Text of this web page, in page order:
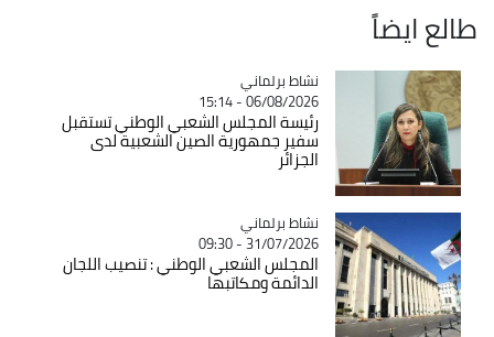
طالع ايضاً
Catégorie
نشاط برلماني
06/08/2026 - 15:14
رئيسة المجلس الشعبي الوطني تستقبل
سفير جمهورية الصين الشعبية لدى
الجزائر
Catégorie
نشاط برلماني
31/07/2026 - 09:30
المجلس الشعبي الوطني : تنصيب اللجان
الدائمة ومكاتبها